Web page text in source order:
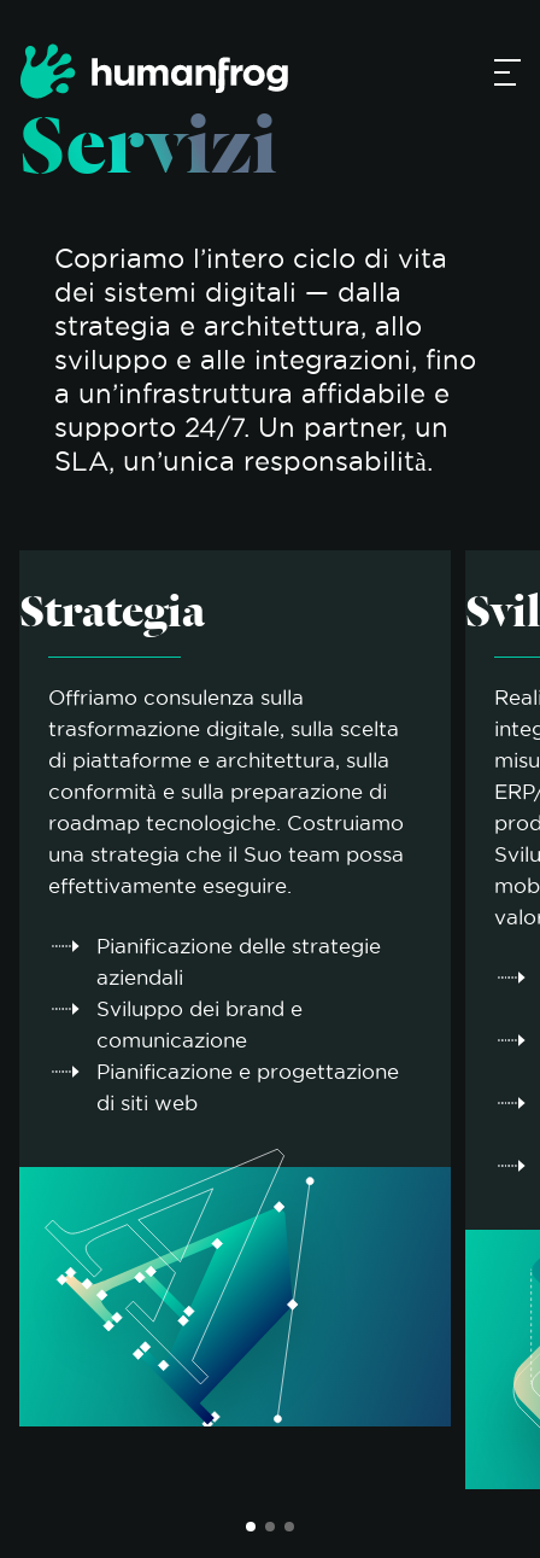
Servizi
Copriamo l’intero ciclo di vita
dei sistemi digitali — dalla
strategia e architettura, allo
sviluppo e alle integrazioni, fino
a un’infrastruttura affidabile e
supporto 24/7. Un partner, un
SLA, un’unica responsabilità.
Strategia
Offriamo consulenza sulla
trasformazione digitale, sulla scelta
di piattaforme e architettura, sulla
conformità e sulla preparazione di
roadmap tecnologiche. Costruiamo
una strategia che il Suo team possa
effettivamente eseguire.
Pianificazione delle strategie
aziendali
Sviluppo dei brand e
comunicazione
Pianificazione e progettazione
di siti web